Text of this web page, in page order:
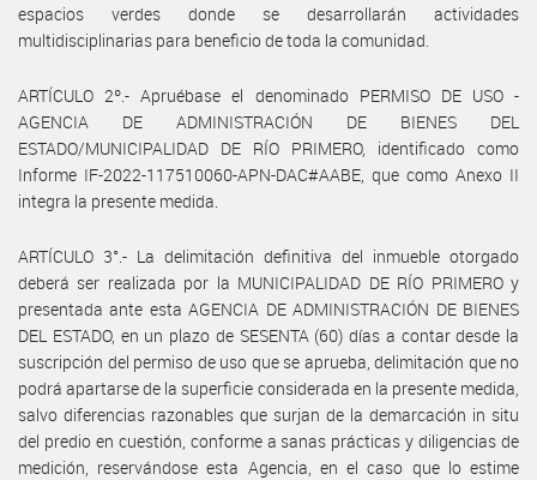
espacios verdes donde se desarrollarán actividades
multidisciplinarias para beneficio de toda la comunidad.
ARTÍCULO 2º.- Apruébase el denominado PERMISO DE USO -
AGENCIA DE ADMINISTRACIÓN DE BIENES DEL
ESTADO/MUNICIPALIDAD DE RÍO PRIMERO, identificado como
Informe IF-2022-117510060-APN-DAC#AABE, que como Anexo II
integra la presente medida.
ARTÍCULO 3°.- La delimitación definitiva del inmueble otorgado
deberá ser realizada por la MUNICIPALIDAD DE RÍO PRIMERO y
presentada ante esta AGENCIA DE ADMINISTRACIÓN DE BIENES
DEL ESTADO, en un plazo de SESENTA (60) días a contar desde la
suscripción del permiso de uso que se aprueba, delimitación que no
podrá apartarse de la superficie considerada en la presente medida,
salvo diferencias razonables que surjan de la demarcación in situ
del predio en cuestión, conforme a sanas prácticas y diligencias de
medición, reservándose esta Agencia, en el caso que lo estime